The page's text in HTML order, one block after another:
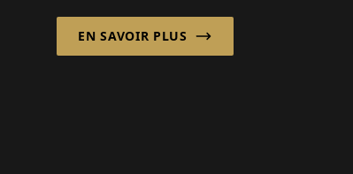
base de laquelle les
réseaux de fibres
EN SAVOIR PLUS